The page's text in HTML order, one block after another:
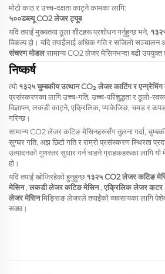
मोटो काठ र उच्च-दक्षता काट्ने कामका लागि:
५००डब्ल्यू CO2 लेजर ट्यूब
यदि तपाईं मुख्यतया ठूला शीटहरू प्रशोधन गर्नुहुन्छ भने,
विकल्प हो। यदि तपाईंलाई अधिक गति र सजिलो
संचरण मोडलसामान्य CO2 लेजर मेसिनभन्दा बढी उपयुक्त
निष्कर्ष
त्यो १३२५ चुम्बकीय उत्थान CO₂ लेजर काटिंग र एन्ग्रेभिंग
प्रसंस्करणका लागि उच्च-गति, उच्च-परिशुद्धता र ठूलो-
विज्ञापन, लकडी काट्ने, एक्रिलिक, प्याकेजिङ, चमड र
गरिन्छ।
सामान्य CO2 लेजर कटिङ मेसिनहरूसँग तुलना गर्दा,
सुग्घर गति, अझ छिटो गति र राम्रो प्रसंस्करण स्थिरता
उत्पादनको गुणस्तर सुधार गर्न चाहने ग्राहकहरूका लागि यो
हो।
यदि तपाईं खोजिरहेको हुनुहुन्छ१३२५ CO2 लेजर कटिङ
मेसिन, लकडी लेजर कटिङ मेसिन, एक्रिलिक लेजर कटर
लेजर मेसिनमिङ्सिङ लेजरले तपाईंको व्यवसायका लागि
सक्छ।